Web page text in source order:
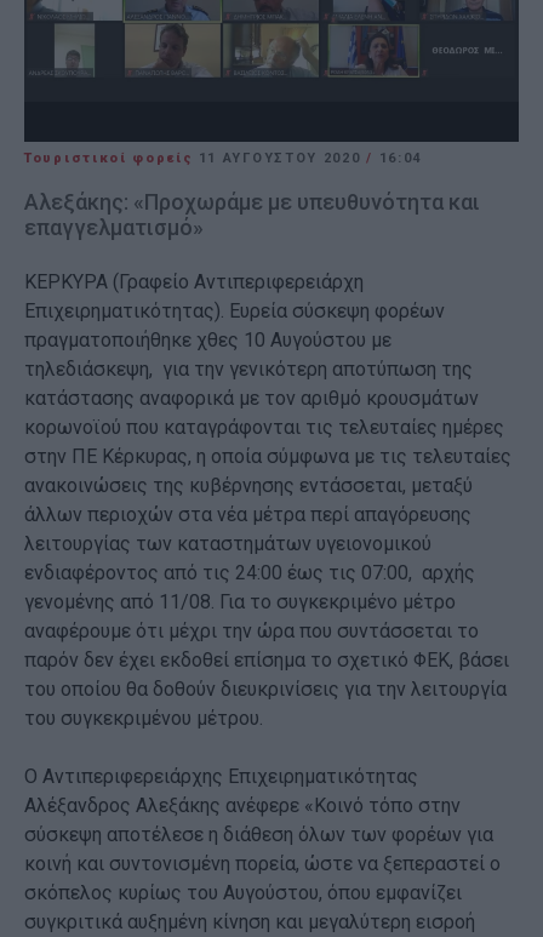
Τουριστικοί φορείς 11 ΑΥΓΟΎΣΤΟΥ 2020/ 16:04
Αλεξάκης: «Προχωράμε με υπευθυνότητα και
επαγγελματισμό»
ΚΕΡΚΥΡΑ (Γραφείο Αντιπεριφερειάρχη
Επιχειρηματικότητας). Ευρεία σύσκεψη φορέων
πραγματοποιήθηκε χθες 10 Αυγούστου με
τηλεδιάσκεψη, για την γενικότερη αποτύπωση της
κατάστασης αναφορικά με τον αριθμό κρουσμάτων
κορωνοϊού που καταγράφονται τις τελευταίες ημέρες
στην ΠΕ Κέρκυρας, η οποία σύμφωνα με τις τελευταίες
ανακοινώσεις της κυβέρνησης εντάσσεται, μεταξύ
άλλων περιοχών στα νέα μέτρα περί απαγόρευσης
λειτουργίας των καταστημάτων υγειονομικού
ενδιαφέροντος από τις 24:00 έως τις 07:00, αρχής
γενομένης από 11/08. Για το συγκεκριμένο μέτρο
αναφέρουμε ότι μέχρι την ώρα που συντάσσεται το
παρόν δεν έχει εκδοθεί επίσημα το σχετικό ΦΕΚ, βάσει
του οποίου θα δοθούν διευκρινίσεις για την λειτουργία
του συγκεκριμένου μέτρου.
Ο Αντιπεριφερειάρχης Επιχειρηματικότητας
Αλέξανδρος Αλεξάκης ανέφερε «Κοινό τόπο στην
σύσκεψη αποτέλεσε η διάθεση όλων των φορέων για
κοινή και συντονισμένη πορεία, ώστε να ξεπεραστεί ο
σκόπελος κυρίως του Αυγούστου, όπου εμφανίζει
συγκριτικά αυξημένη κίνηση και μεγαλύτερη εισροή